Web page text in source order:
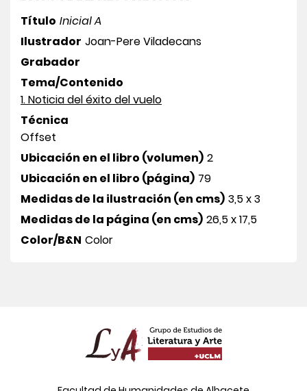
Título Inicial A
Ilustrador Joan-Pere Viladecans
Grabador
Tema/Contenido
1. Noticia del éxito del vuelo
Técnica
Offset
Ubicación en el libro (volumen) 2
Ubicación en el libro (página) 79
Medidas de la ilustración (en cms) 3,5 x 3
Medidas de la página (en cms) 26,5 x 17,5
Color/B&N Color